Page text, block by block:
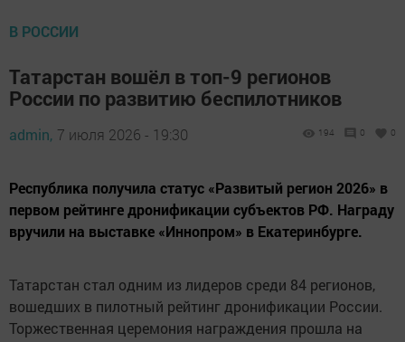
В РОССИИ
Татарстан вошёл в топ-9 регионов
России по развитию беспилотников
admin, 7 июля 2026 - 19:30 194 0 0
Республика получила статус «Развитый регион 2026» в
первом рейтинге дронификации субъектов РФ. Награду
вручили на выставке «Иннопром» в Екатеринбурге.
Татарстан стал одним из лидеров среди 84 регионов,
вошедших в пилотный рейтинг дронификации России.
Торжественная церемония награждения прошла на